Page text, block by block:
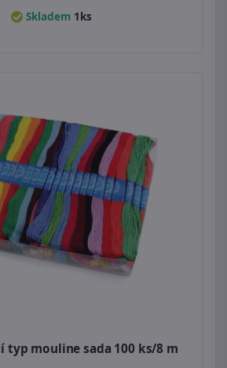
Skladem 1ks
typ mouline sada 100 ks/8 m